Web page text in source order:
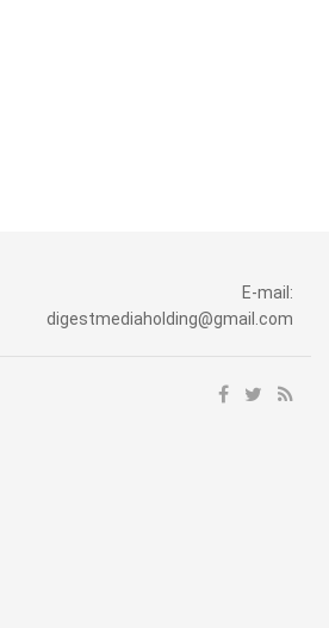
E-mail:
digestmediaholding@gmail.com